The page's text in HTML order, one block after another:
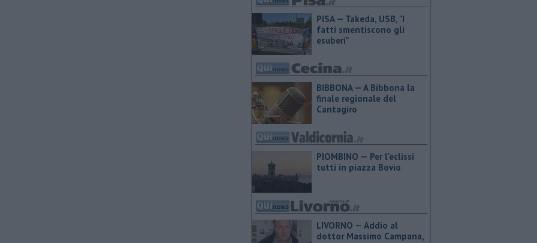
PISA — Takeda, USB, "I
fatti smentiscono gli
esuberi"
BIBBONA — A Bibbona la
finale regionale del
Cantagiro
PIOMBINO — Per l'eclissi
tutti in piazza Bovio
LIVORNO — Addio al
dottor Massimo Campana,